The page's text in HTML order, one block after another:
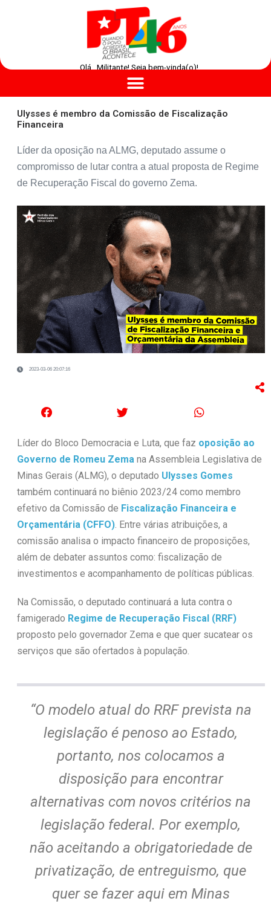
Olá , Militante! Seja bem-vinda(o)!
Ulysses é membro da Comissão de Fiscalização
Financeira
Líder da oposição na ALMG, deputado assume o
compromisso de lutar contra a atual proposta de Regime
de Recuperação Fiscal do governo Zema.
2023-03-06 20:07:16
Líder do Bloco Democracia e Luta, que faz oposição ao
Governo de Romeu Zemana Assembleia Legislativa de
Minas Gerais (ALMG), o deputado Ulysses Gomes
também continuará no biênio 2023/24 como membro
efetivo da Comissão de Fiscalização Financeira e
Orçamentária (CFFO). Entre várias atribuições, a
comissão analisa o impacto financeiro de proposições,
além de debater assuntos como: fiscalização de
investimentos e acompanhamento de políticas públicas.
Na Comissão, o deputado continuará a luta contra o
famigerado Regime de Recuperação Fiscal (RRF)
proposto pelo governador Zema e que quer sucatear os
serviços que são ofertados à população.
“O modelo atual do RRF prevista na
legislação é penoso ao Estado,
portanto, nos colocamos a
disposição para encontrar
alternativas com novos critérios na
legislação federal. Por exemplo,
não aceitando a obrigatoriedade de
privatização, de entreguismo, que
quer se fazer aqui em Minas